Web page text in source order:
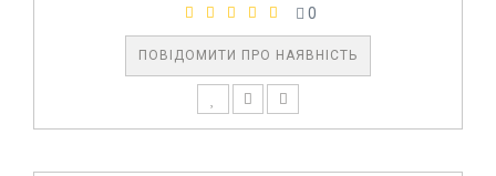
0
ПОВІДОМИТИ ПРО НАЯВНІСТЬ